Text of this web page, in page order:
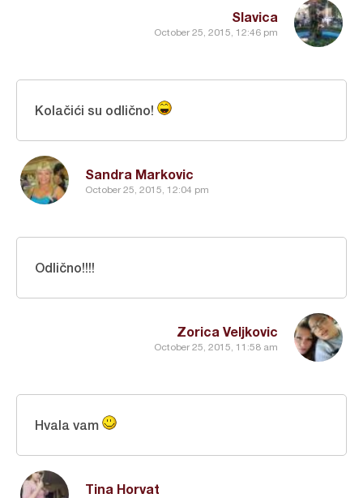
Slavica
October 25, 2015, 12:46 pm
Sandra Markovic
October 25, 2015, 12:04 pm
Kolačići su odlično!
Zorica Veljkovic
October 25, 2015, 11:58 am
Odlično!!!!
Tina Horvat
Hvala vam